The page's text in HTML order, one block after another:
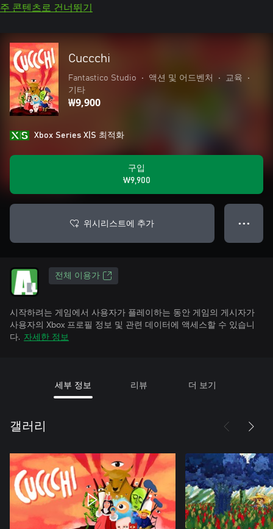
주 콘텐츠로 건너뛰기
Cuccchi
Fantastico Studio • 액션 및 어드벤처 • 교육
•
기타
₩9,900
Xbox Series X|S 최적화
구입
₩9,900
위시리스트에 추가 ● ● ●
전체 이용가
시작하려는 게임에서 사용자가 플레이하는 동안 게임의 게시자가
사용자의 Xbox 프로필 정보 및 관련 데이터에 액세스할 수 있습니
다. 자세한 정보
세부 정보 리뷰 더 보기
갤러리